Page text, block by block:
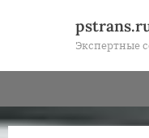
Экспертные